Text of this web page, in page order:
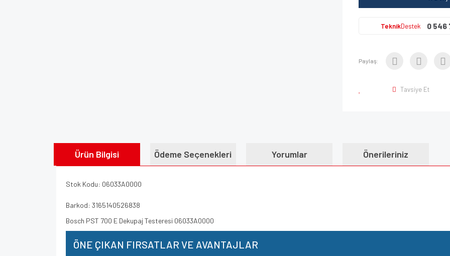
TeknikDestek 0 546
Paylaş:
Tavsiye Et
Ürün Bilgisi Ödeme Seçenekleri Yorumlar Önerileriniz
Stok Kodu: 06033A0000
Barkod: 3165140526838
Bosch PST 700 E Dekupaj Testeresi 06033A0000
ÖNE ÇIKAN FIRSATLAR VE AVANTAJLAR